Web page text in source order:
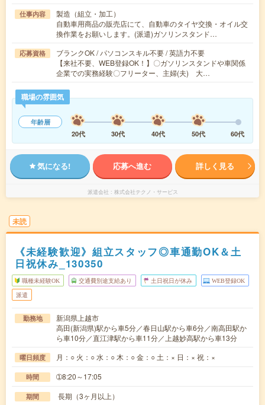
仕事内容
製造（組立・加工）
自動車用商品の販売店にて、自動車のタイヤ交換・オイル交
換作業をお願いします。(派遣)ガソリンスタンド…
応募資格
ブランクOK / パソコンスキル不要 / 英語力不要
【来社不要、WEB登録OK！】〇ガソリンスタンドや車関係
企業での実務経験〇フリーター、主婦(夫) 大…
職場の雰囲気
年齢層
20代
30代 40代 50代 60代
気になる! 応募へ進む 詳しく見る
派遣会社 株式会社テクノ・サービス
未読
《未経験歓迎》組立スタッフ◎車通勤OK＆土
日祝休み_130350
職種未経験OK 交通費別途支給あり 土日祝日が休み WEB登録OK
派遣
勤務地
新潟県上越市
高田(新潟県)駅から車5分／春日山駅から車6分／南高田駅か
ら車10分／直江津駅から車11分／上越妙高駅から車13分
曜日頻度 月：○ 火：○ 水：○ 木：○ 金：○ 土：× 日：× 祝：×
時間 ➀8:20～17:05
期間 長期（3ヶ月以上）